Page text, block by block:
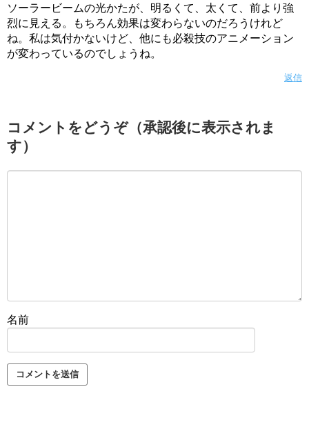
ソーラービームの光かたが、明るくて、太くて、前より強
烈に見える。もちろん効果は変わらないのだろうけれど
ね。私は気付かないけど、他にも必殺技のアニメーション
が変わっているのでしょうね。
返信
コメントをどうぞ（承認後に表示されま
す）
名前